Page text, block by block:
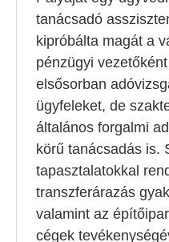
tanácsadó
kipróbálta magát a
pénzügyi
elsősorban
ügyfeleket, de
általános forgalmi
körű tanácsadás is.
tapasztalatokkal
transzferárazás
valamint az
cégek